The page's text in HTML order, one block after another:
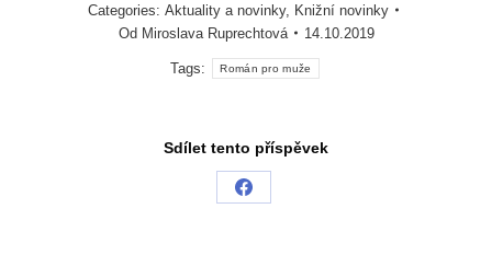
Categories: Aktuality a novinky, Knižní novinky
Od Miroslava Ruprechtová 14.10.2019
Tags: Román pro muže
Sdílet tento příspěvek
Share